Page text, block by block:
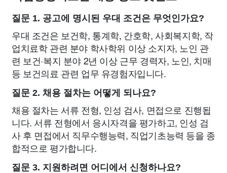
질문 1. 공고에 명시된 우대 조건은 무엇인가요?
우대 조건은 보건학, 통계학, 간호학, 사회복지학, 작
업치료학 관련 분야 학사학위 이상 소지자, 노인 관
련 보건·복지 분야 2년 이상 근무 경력자, 노인, 치매
등 보건의료 관련 업무 유경험자입니다.
질문 2. 채용 절차는 어떻게 되나요?
채용 절차는 서류 전형, 인성 검사, 면접으로 진행됩
니다. 서류 전형에서 응시자격을 평가하고, 인성 검
사 후 면접에서 직무수행능력, 직업기초능력 등을 종
합적으로 평가합니다.
질문 3. 지원하려면 어디에서 신청하나요?